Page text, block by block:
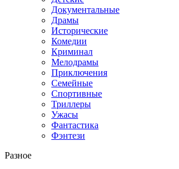
Документальные
Драмы
Исторические
Комедии
Криминал
Мелодрамы
Приключения
Семейные
Спортивные
Триллеры
Ужасы
Фантастика
Фэнтези
Разное